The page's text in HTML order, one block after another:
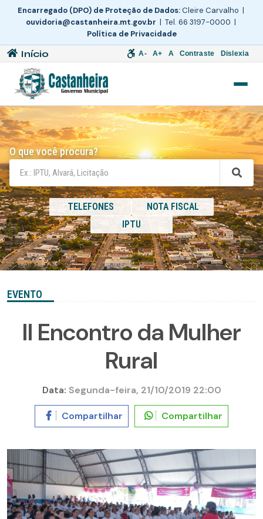
Encarregado (DPO) de Proteção de Dados:Cleire Carvalho |
ouvidoria@castanheira.mt.gov.br | Tel. 66 3197-0000 |
Política de Privacidade
Início A- A+ A Contraste Dislexia
O que você procura?
TELEFONES
NOTA FISCAL
IPTU
EVENTO
II Encontro da Mulher
Rural
Data: Segunda-feira, 21/10/2019 22:00
Compartilhar Compartilhar